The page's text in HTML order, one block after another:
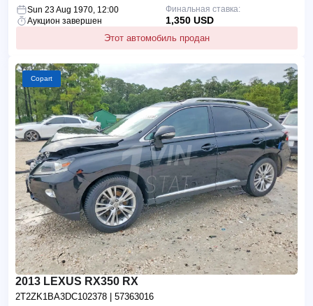
Sun 23 Aug 1970, 12:00
Аукцион завершен
Этот автомобиль продан
Финальная ставка:
1,350 USD
Copart
2013 LEXUS RX350 RX
2T2ZK1BA3DC102378 | 57363016